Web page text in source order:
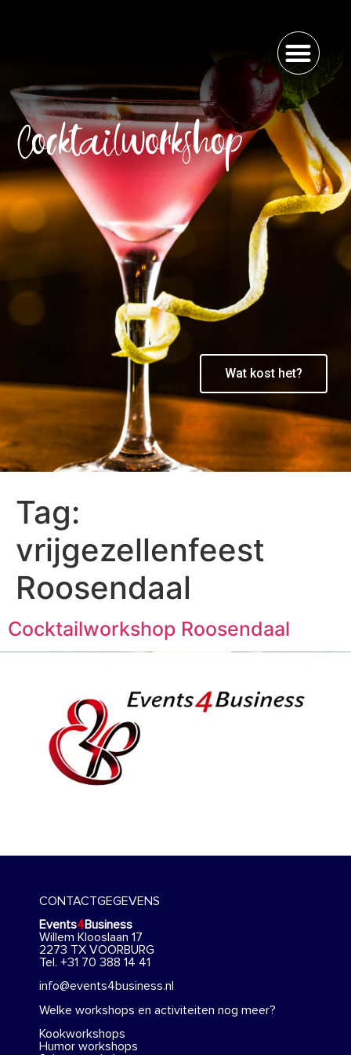
Cocktailworkshop
Wat kost het?
Tag:
vrijgezellenfeest
Roosendaal
Cocktailworkshop Roosendaal
CONTACTGEGEVENS
Events4Business
Willem Klooslaan 17
2273 TX VOORBURG
Tel. +31 70 388 14 41
info@events4business.nl
Welke workshops en activiteiten nog meer?
Kookworkshops
Humor workshops